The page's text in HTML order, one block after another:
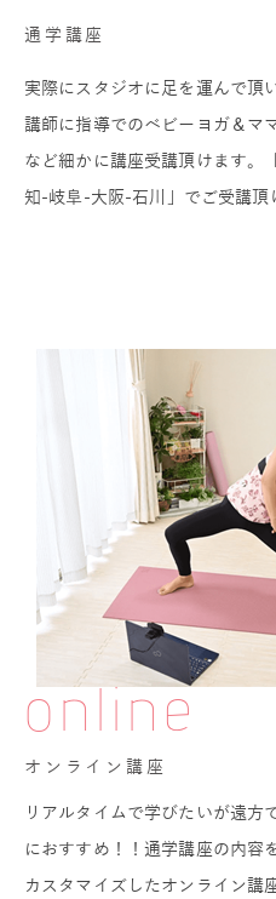
通学講座
実際にスタジオに足を運んで頂
講師に指導でのベビーヨガ＆マ
など細かに講座受講頂けます
知-岐阜-大阪-石川」でご受講頂
online
オンライン講座
リアルタイムで学びたいが遠方
におすすめ！！通学講座の内容
カスタマイズしたオンライン講